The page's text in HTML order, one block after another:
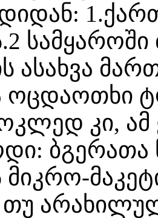
ასახვა
ოცდაოთხი
კი,
ბგერათა
მიკრო-